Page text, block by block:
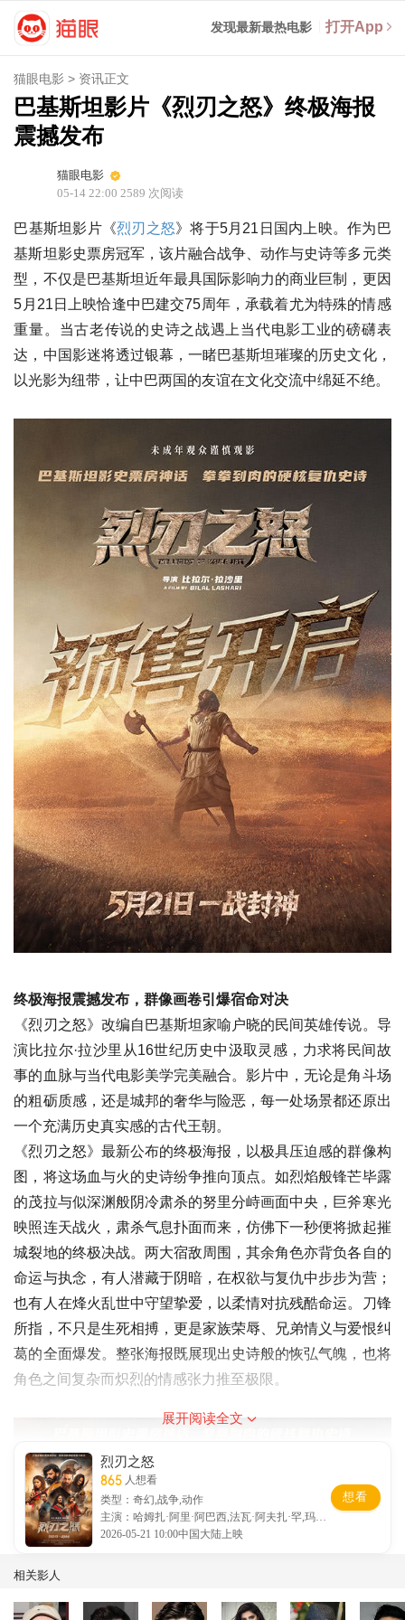
发现最新最热电影 打开App
猫眼电影 > 资讯正文
巴基斯坦影片《烈刃之怒》终极海报
震撼发布
猫眼电影
05-14 22:00 2589 次阅读
巴基斯坦影片《烈刃之怒》将于5月21日国内上映。作为巴
基斯坦影史票房冠军，该片融合战争、动作与史诗等多元类
型，不仅是巴基斯坦近年最具国际影响力的商业巨制，更因
5月21日上映恰逢中巴建交75周年，承载着尤为特殊的情感
重量。当古老传说的史诗之战遇上当代电影工业的磅礴表
达，中国影迷将透过银幕，一睹巴基斯坦璀璨的历史文化，
以光影为纽带，让中巴两国的友谊在文化交流中绵延不绝。
终极海报震撼发布，群像画卷引爆宿命对决
《烈刃之怒》改编自巴基斯坦家喻户晓的民间英雄传说。导
演比拉尔·拉沙里从16世纪历史中汲取灵感，力求将民间故
事的血脉与当代电影美学完美融合。影片中，无论是角斗场
的粗砺质感，还是城邦的奢华与险恶，每一处场景都还原出
一个充满历史真实感的古代王朝。
《烈刃之怒》最新公布的终极海报，以极具压迫感的群像构
图，将这场血与火的史诗纷争推向顶点。如烈焰般锋芒毕露
的茂拉与似深渊般阴冷肃杀的努里分峙画面中央，巨斧寒光
映照连天战火，肃杀气息扑面而来，仿佛下一秒便将掀起摧
城裂地的终极决战。两大宿敌周围，其余角色亦背负各自的
命运与执念，有人潜藏于阴暗，在权欲与复仇中步步为营；
也有人在烽火乱世中守望挚爱，以柔情对抗残酷命运。刀锋
所指，不只是生死相搏，更是家族荣辱、兄弟情义与爱恨纠
葛的全面爆发。整张海报既展现出史诗般的恢弘气魄，也将
角色之间复杂而炽烈的情感张力推至极限。
展开阅读全文
烈刃之怒
865 人想看
类型：奇幻,战争,动作
主演：哈姆扎·阿里·阿巴西,法瓦·阿夫扎·罕,玛希
拉·汗
2026-05-21 10:00中国大陆上映
想看
相关影人